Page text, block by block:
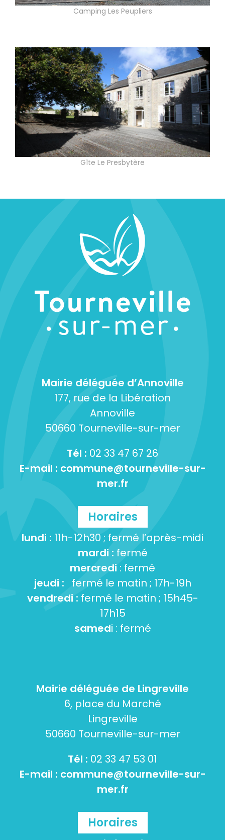
Camping Les Peupliers
Gîte Le Presbytère
Mairie déléguée d’Annoville
177, rue de la Libération
Annoville
50660 Tourneville-sur-mer
Tél : 02 33 47 67 26
E-mail : commune@tourneville-sur-
mer.fr
Horaires
lundi : 11h-12h30 ; fermé l’après-midi
mardi : fermé
mercredi : fermé
jeudi : fermé le matin ; 17h-19h
vendredi : fermé le matin ; 15h45-
17h15
samedi : fermé
Mairie déléguée de Lingreville
6, place du Marché
Lingreville
50660 Tourneville-sur-mer
Tél : 02 33 47 53 01
E-mail : commune@tourneville-sur-
mer.fr
Horaires